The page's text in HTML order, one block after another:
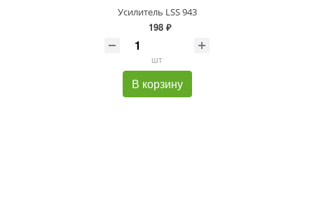
Усилитель LSS 943
198 ₽
шт
В корзину